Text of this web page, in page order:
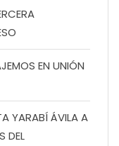
EN UNIÓN
YARABÍ ÁVILA A
DEL